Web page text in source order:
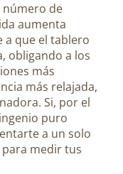
número de
aumenta
a que el tablero
obligando a los
más
más relajada,
Si, por el
puro
a un solo
medir tus